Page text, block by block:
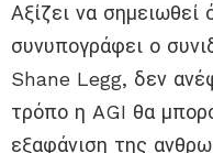
Αξίζει να σημειωθεί
συνυπογράφει ο
Shane Legg, δεν
τρόπο η AGI θα
εξαφάνιση της